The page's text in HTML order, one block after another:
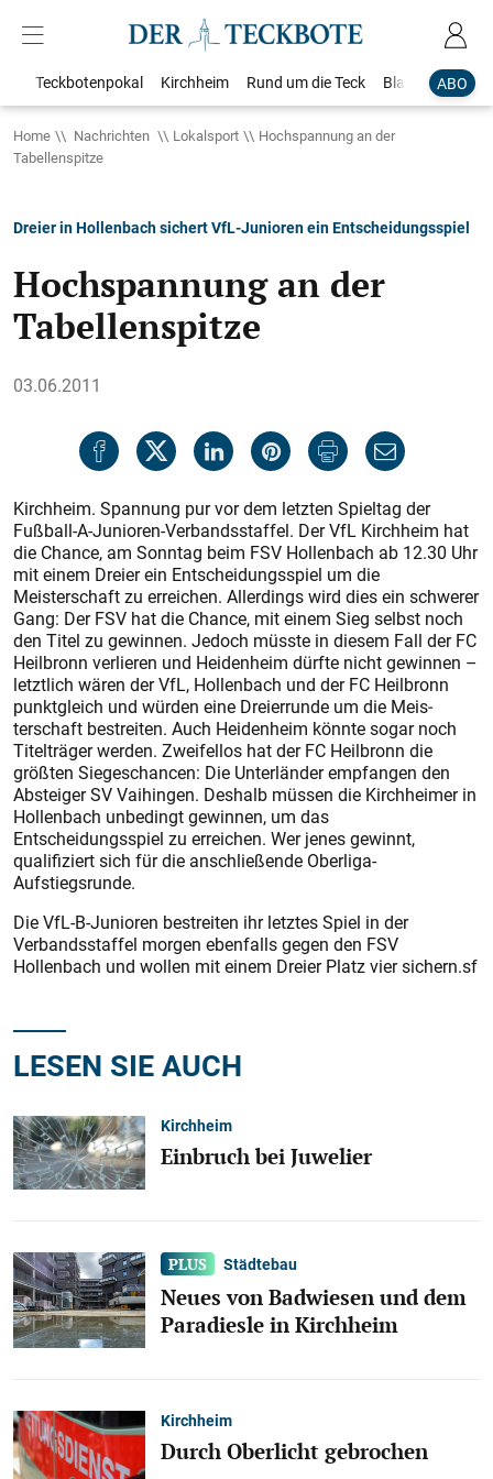
ABO
Teckbotenpokal Kirchheim Rund um die Teck Blaulicht
Home Nachrichten Lokalsport
Hochspannung an der
Tabellenspitze
Dreier in Hollenbach sichert VfL-Junioren ein Entscheidungsspiel
Hochspannung an der
Tabellenspitze
03.06.2011
Kirchheim. Spannung pur vor dem letzten Spieltag der
Fußball-A-Junioren-Verbandsstaffel. Der VfL Kirchheim hat
die Chance, am Sonntag beim FSV Hollenbach ab 12.30 Uhr
mit einem Dreier ein Entscheidungsspiel um die
Meisterschaft zu erreichen. Allerdings wird dies ein schwerer
Gang: Der FSV hat die Chance, mit einem Sieg selbst noch
den Titel zu gewinnen. Jedoch müsste in diesem Fall der FC
Heilbronn verlieren und Heidenheim dürfte nicht gewinnen –
letztlich wären der VfL, Hollenbach und der FC Heilbronn
punktgleich und würden eine Dreierrunde um die Meis­
terschaft bestreiten. Auch Heidenheim könnte sogar noch
Titelträger werden. Zweifellos hat der FC Heilbronn die
größten Siegeschancen: Die Unterländer empfangen den
Absteiger SV Vaihingen. Deshalb müssen die Kirchheimer in
Hollenbach unbedingt gewinnen, um das
Entscheidungsspiel zu erreichen. Wer jenes gewinnt,
qualifiziert sich für die anschließende Oberliga-
Aufstiegsrunde.
Die VfL-B-Junioren bestreiten ihr letztes Spiel in der
Verbandsstaffel morgen ebenfalls gegen den FSV
Hollenbach und wollen mit einem Dreier Platz vier sichern.sf
LESEN SIE AUCH
Kirchheim
Einbruch bei Juwelier
Städtebau
Neues von Badwiesen und dem
Paradiesle in Kirchheim
Kirchheim
Durch Oberlicht gebrochen